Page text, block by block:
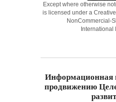
Except where otherwise
is licensed under a
NonCommercial-
International
Информационная
продвижению